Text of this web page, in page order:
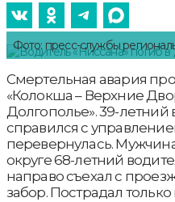
Фото: пресс-службы
Смертельная авария
«Колокша – Верхние
Долгополье». 39-летний
справился с
перевернулась.
округе 68-летний
направо съехал с
забор. Пострадал только